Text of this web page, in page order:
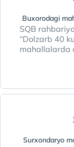
Buxorodagi
SQB
“Dolzarb 40
mahallalarda
Surxondaryo